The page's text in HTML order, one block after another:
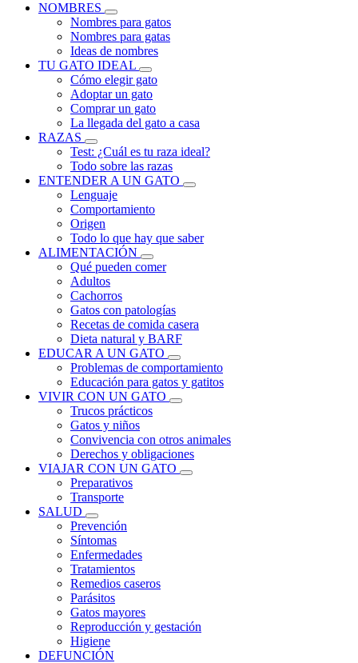
NOMBRES
Nombres para gatos
Nombres para gatas
Ideas de nombres
TU GATO IDEAL
Cómo elegir gato
Adoptar un gato
Comprar un gato
La llegada del gato a casa
RAZAS
Test: ¿Cuál es tu raza ideal?
Todo sobre las razas
ENTENDER A UN GATO
Lenguaje
Comportamiento
Origen
Todo lo que hay que saber
ALIMENTACIÓN
Qué pueden comer
Adultos
Cachorros
Gatos con patologías
Recetas de comida casera
Dieta natural y BARF
EDUCAR A UN GATO
Problemas de comportamiento
Educación para gatos y gatitos
VIVIR CON UN GATO
Trucos prácticos
Gatos y niños
Convivencia con otros animales
Derechos y obligaciones
VIAJAR CON UN GATO
Preparativos
Transporte
SALUD
Prevención
Síntomas
Enfermedades
Tratamientos
Remedios caseros
Parásitos
Gatos mayores
Reproducción y gestación
Higiene
DEFUNCIÓN